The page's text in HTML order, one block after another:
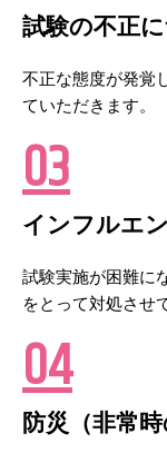
試験の不正
不正な態度が発覚
ていただきます。
03
インフルエ
試験実施が困難に
をとって対処させ
04
防災（非常